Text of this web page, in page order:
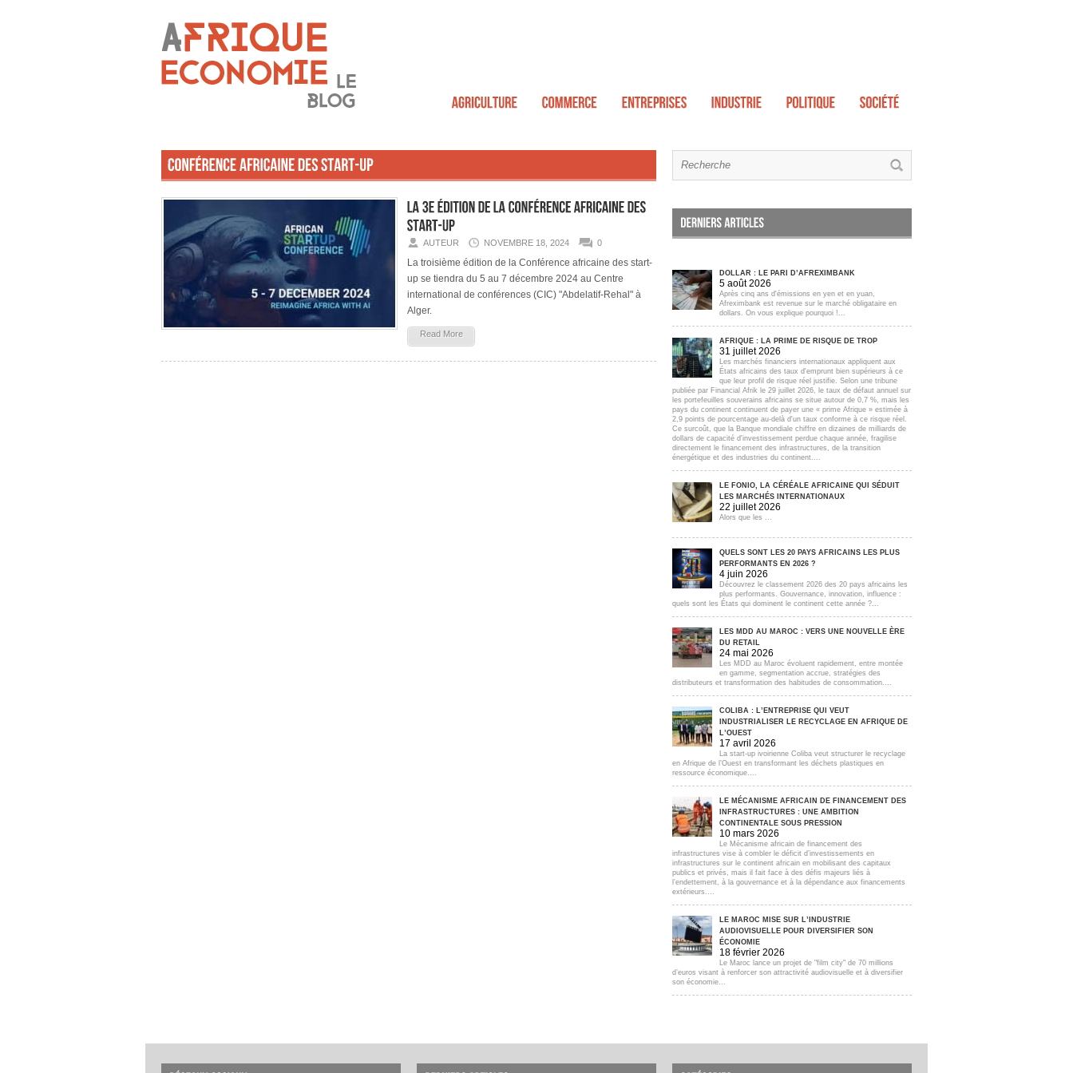
AUTEUR NOVEMBRE 18, 2024 0
La troisième édition de la Conférence africaine des start-
up se tiendra du 5 au 7 décembre 2024 au Centre
international de conférences (CIC) "Abdelatif-Rehal" à
Alger.
Read More
DOLLAR : LE PARI D’AFREXIMBANK
5 août 2026
Après cinq ans d'émissions en yen et en yuan,
Afreximbank est revenue sur le marché obligataire en
dollars. On vous explique pourquoi !...
AFRIQUE : LA PRIME DE RISQUE DE TROP
31 juillet 2026
Les marchés financiers internationaux appliquent aux
États africains des taux d'emprunt bien supérieurs à ce
que leur profil de risque réel justifie. Selon une tribune
publiée par Financial Afrik le 29 juillet 2026, le taux de défaut annuel sur
les portefeuilles souverains africains se situe autour de 0,7 %, mais les
pays du continent continuent de payer une « prime Afrique » estimée à
2,9 points de pourcentage au-delà d'un taux conforme à ce risque réel.
Ce surcoût, que la Banque mondiale chiffre en dizaines de milliards de
dollars de capacité d'investissement perdue chaque année, fragilise
directement le financement des infrastructures, de la transition
énergétique et des industries du continent....
LE FONIO, LA CÉRÉALE AFRICAINE QUI SÉDUIT
LES MARCHÉS INTERNATIONAUX
22 juillet 2026
Alors que les ...
QUELS SONT LES 20 PAYS AFRICAINS LES PLUS
PERFORMANTS EN 2026 ?
4 juin 2026
Découvrez le classement 2026 des 20 pays africains les
plus performants. Gouvernance, innovation, influence :
quels sont les États qui dominent le continent cette année ?...
LES MDD AU MAROC : VERS UNE NOUVELLE ÈRE
DU RETAIL
24 mai 2026
Les MDD au Maroc évoluent rapidement, entre montée
en gamme, segmentation accrue, stratégies des
distributeurs et transformation des habitudes de consommation....
COLIBA : L’ENTREPRISE QUI VEUT
INDUSTRIALISER LE RECYCLAGE EN AFRIQUE DE
L’OUEST
17 avril 2026
La start-up ivoirienne Coliba veut structurer le recyclage
en Afrique de l’Ouest en transformant les déchets plastiques en
ressource économique....
LE MÉCANISME AFRICAIN DE FINANCEMENT DES
INFRASTRUCTURES : UNE AMBITION
CONTINENTALE SOUS PRESSION
10 mars 2026
Le Mécanisme africain de financement des
infrastructures vise à combler le déficit d’investissements en
infrastructures sur le continent africain en mobilisant des capitaux
publics et privés, mais il fait face à des défis majeurs liés à
l’endettement, à la gouvernance et à la dépendance aux financements
extérieurs....
LE MAROC MISE SUR L’INDUSTRIE
AUDIOVISUELLE POUR DIVERSIFIER SON
ÉCONOMIE
18 février 2026
Le Maroc lance un projet de "film city" de 70 millions
d’euros visant à renforcer son attractivité audiovisuelle et à diversifier
son économie...